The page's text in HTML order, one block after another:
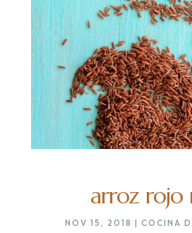
arroz rojo
NOV 15, 2018 |COCINA